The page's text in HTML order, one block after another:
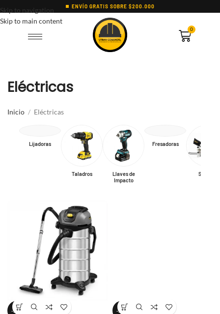
Skip to navigation
Skip to main content
ENVÍO GRATIS SOBRE $200.000
0
Eléctricas
Inicio Eléctricas
Lijadoras
Taladros
Llaves de
Impacto
Fresadoras
Sierras
-22% -26%